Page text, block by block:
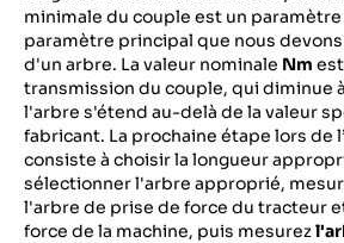
minimale du couple est un
paramètre principal que nous
d'un arbre. La valeur nominale Nm
transmission du couple, qui diminue
l'arbre s'étend au-delà de la valeur
fabricant. La prochaine étape lors de
consiste à choisir la longueur
sélectionner l'arbre approprié,
l'arbre de prise de force du tracteur
force de la machine, puis mesurez